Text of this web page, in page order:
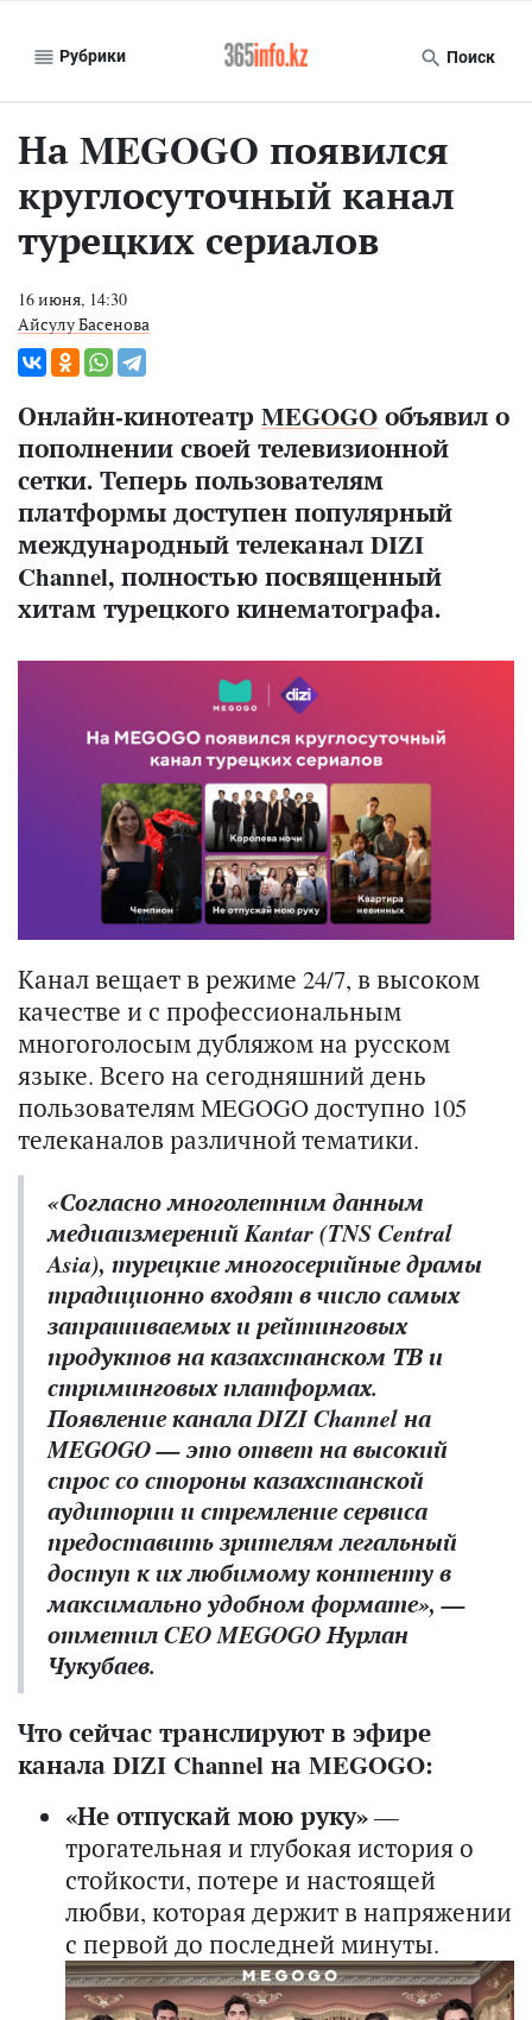
Рубрики Поиск
На MEGOGO появился
круглосуточный канал
турецких сериалов
16 июня, 14:30
Айсулу Басенова
Онлайн-кинотеатр MEGOGO объявил о
пополнении своей телевизионной
сетки. Теперь пользователям
платформы доступен популярный
международный телеканал DIZI
Channel, полностью посвященный
хитам турецкого кинематографа.
Канал вещает в режиме 24/7, в высоком
качестве и с профессиональным
многоголосым дубляжом на русском
языке. Всего на сегодняшний день
пользователям MEGOGO доступно 105
телеканалов различной тематики.
«Согласно многолетним данным
медиаизмерений Kantar (TNS Central
Asia), турецкие многосерийные драмы
традиционно входят в число самых
запрашиваемых и рейтинговых
продуктов на казахстанском ТВ и
стриминговых платформах.
Появление канала DIZI Channel на
MEGOGO — это ответ на высокий
спрос со стороны казахстанской
аудитории и стремление сервиса
предоставить зрителям легальный
доступ к их любимому контенту в
максимально удобном формате», —
отметил CEO MEGOGO Нурлан
Чукубаев.
Что сейчас транслируют в эфире
канала DIZI Channel на MEGOGO:
«Не отпускай мою руку»—
трогательная и глубокая история о
стойкости, потере и настоящей
любви, которая держит в напряжении
с первой до последней минуты.